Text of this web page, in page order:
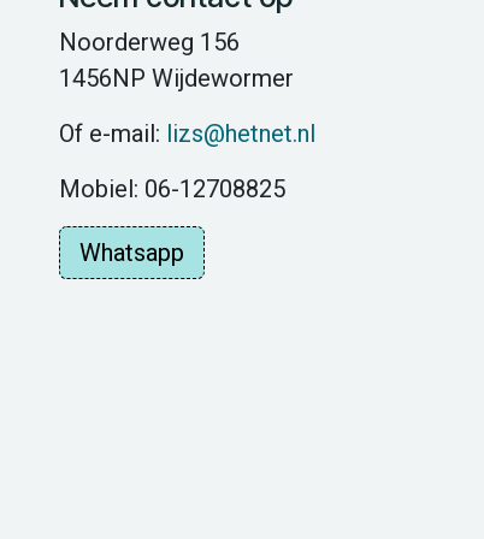
Noorderweg 156
1456NP Wijdewormer
Of e-mail: lizs@hetnet.nl
Mobiel: 06-12708825
Whatsapp